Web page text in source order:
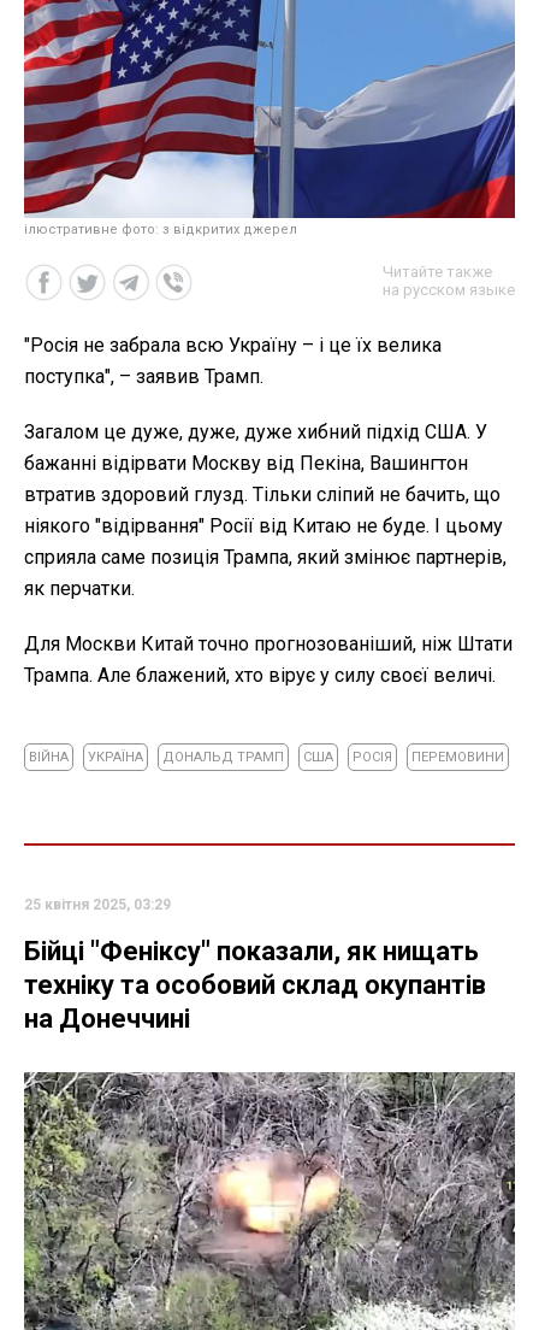
ілюстративне фото: з відкритих джерел
Читайте также
на русском языке
"Росія не забрала всю Україну – і це їх велика
поступка", – заявив Трамп.
Загалом це дуже, дуже, дуже хибний підхід США. У
бажанні відірвати Москву від Пекіна, Вашингтон
втратив здоровий глузд. Тільки сліпий не бачить, що
ніякого "відірвання" Росії від Китаю не буде. І цьому
сприяла саме позиція Трампа, який змінює партнерів,
як перчатки.
Для Москви Китай точно прогнозованіший, ніж Штати
Трампа. Але блажений, хто вірує у силу своєї величі.
ВІЙНА УКРАЇНА ДОНАЛЬД ТРАМП США РОСІЯ ПЕРЕМОВИНИ
25 квітня 2025, 03:29
Бійці "Феніксу" показали, як нищать
техніку та особовий склад окупантів
на Донеччині